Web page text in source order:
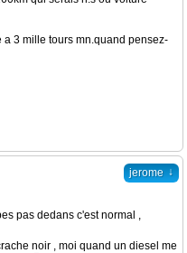
a 3 mille tours mn.quand pensez-
jerome ↓
pas dedans c'est normal ,
noir , moi quand un diesel me